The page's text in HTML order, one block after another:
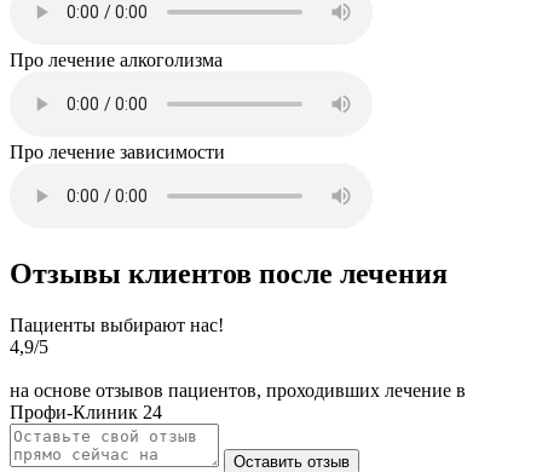
Про лечение алкоголизма
Про лечение зависимости
Отзывы клиентов после лечения
Пациенты выбирают нас!
4,9/5
на основе отзывов пациентов, проходивших лечение в
Профи-Клиник 24
Оставить отзыв